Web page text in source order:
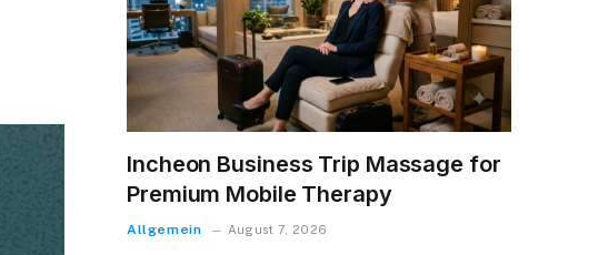
Incheon Business Trip Massage for
Premium Mobile Therapy
Allgemein August 7, 2026